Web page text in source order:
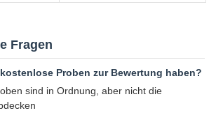
Fragen
Proben zur Bewertung haben?
sind in Ordnung, aber nicht die